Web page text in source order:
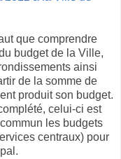
que comprendre
budget de la Ville,
ainsi
de la somme de
produit son budget.
celui-ci est
les budgets
centraux) pour